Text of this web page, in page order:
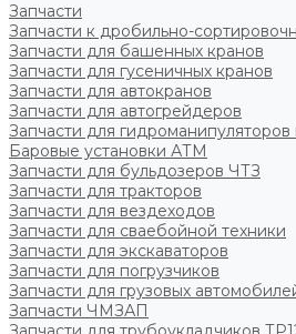
Запчасти
Запчасти к дробильно-
Запчасти для башенных кранов
Запчасти для гусеничных кранов
Запчасти для автокранов
Запчасти для автогрейдеров
Запчасти для
Баровые установки АТМ
Запчасти для бульдозеров ЧТЗ
Запчасти для тракторов
Запчасти для вездеходов
Запчасти для сваебойной техники
Запчасти для экскаваторов
Запчасти для погрузчиков
Запчасти для грузовых
Запчасти ЧМЗАП